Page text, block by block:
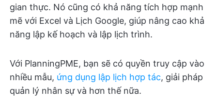
gian thực. Nó cũng có khả năng tích hợp mạnh
mẽ với Excel và Lịch Google, giúp nâng cao khả
năng lập kế hoạch và lập lịch trình.
Với PlanningPME, bạn sẽ có quyền truy cập vào
nhiều mẫu, ứng dụng lập lịch hợp tác, giải pháp
quản lý nhân sự và hơn thế nữa.